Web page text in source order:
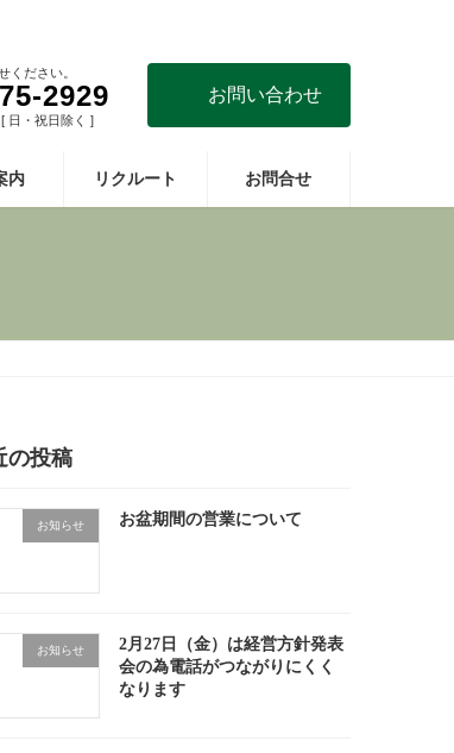
ください。
2929
日・祝日除く ]
お問い合わせ
内 リクルート お問合せ
の投稿
お知らせ お盆期間の営業について
お知らせ
2月27日（金）は経営方針発表
会の為電話がつながりにくく
なります